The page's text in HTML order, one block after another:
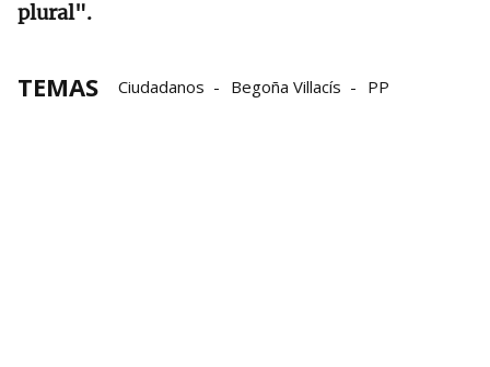
plural".
TEMAS Ciudadanos Begoña Villacís PP